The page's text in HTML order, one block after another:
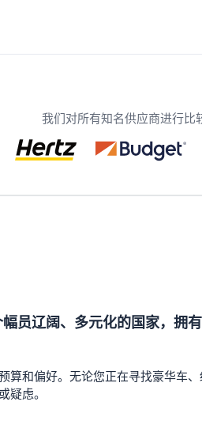
我们对所有知名供应商进行比
员辽阔、多元化的国家，拥
和偏好。无论您正在寻找豪华车
疑虑。